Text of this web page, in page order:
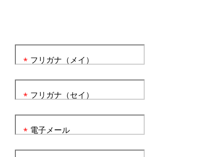
フリガナ（メイ）
*
フリガナ（セイ）
*
電子メール
*